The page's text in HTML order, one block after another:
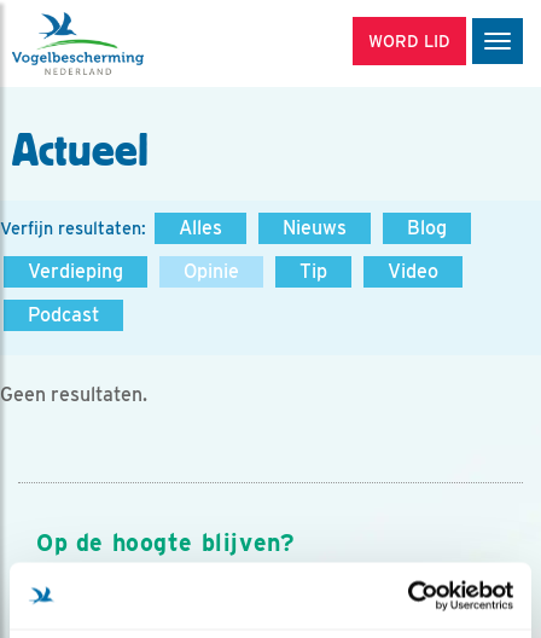
WORD LID
Actueel
Verfijn resultaten: Alles Nieuws
Blog
Verdieping
Opinie Tip
Video
Podcast
Geen resultaten.
Op de hoogte blijven?
Meld je aan en ontvang nieuws, inspiratie, acties en tips
over vogels en activiteiten van Vogelbescherming.